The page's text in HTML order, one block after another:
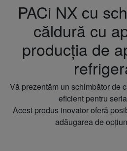
PACi NX cu
căldură cu
producția de
Vă prezentăm un schimbător de
eficient pentru
Acest produs inovator oferă
adăugarea de